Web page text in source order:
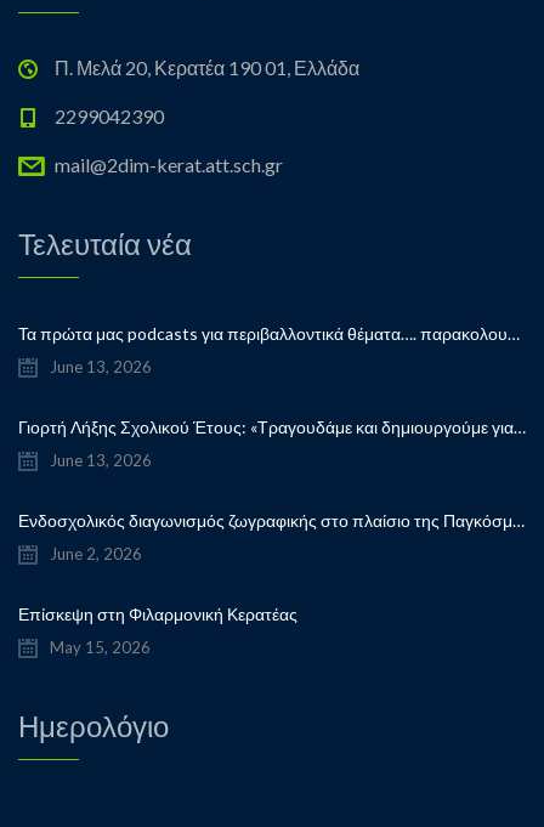
Π. Μελά 20, Κερατέα 190 01, Ελλάδα
2299042390
mail@2dim-kerat.att.sch.gr
Τελευταία νέα
Τα πρώτα μας podcasts για περιβαλλοντικά θέματα…. παρακολουθήστε μας…
June 13, 2026
Γιορτή Λήξης Σχολικού Έτους: «Τραγουδάμε και δημιουργούμε για την ειρήνη!”
June 13, 2026
Ενδοσχολικός διαγωνισμός ζωγραφικής στο πλαίσιο της Παγκόσμιας Ημέρας Παιδικού Βιβλίου
June 2, 2026
Επίσκεψη στη Φιλαρμονική Κερατέας
May 15, 2026
Ημερολόγιο